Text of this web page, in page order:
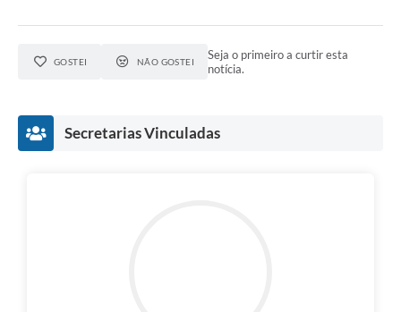
GOSTEI NÃO GOSTEI
Seja o primeiro a curtir esta
notícia.
Secretarias Vinculadas